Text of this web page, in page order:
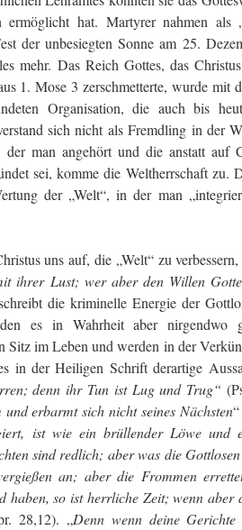
ermöglicht hat. Martyrer nahmen
der unbesiegten Sonne am 25.
mehr. Das Reich Gottes, das
1. Mose 3 zerschmetterte, wurde mit
Organisation, die auch bis
sich nicht als Fremdling in der
der man angehört und die anstatt auf
sei, komme die Weltherrschaft zu.
der „Welt“, in der man
uns auf, die „Welt“ zu
ihrer Lust; wer aber den Willen
die kriminelle Energie der
es in Wahrheit aber nirgendwo
Sitz im Leben und werden in der
in der Heiligen Schrift derartige
denn ihr Tun ist Lug und Trug“
und erbarmt sich nicht seines Nächsten
ist wie ein brüllender Löwe und
sind redlich; aber was die
an; aber die Frommen
haben, so ist herrliche Zeit; wenn aber
28,12). „Denn wenn deine